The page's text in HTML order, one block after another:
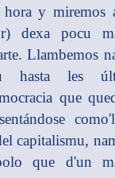
y miremos
dexa pocu
Llambemos
hasta les
que
capitalismu,
que d'un